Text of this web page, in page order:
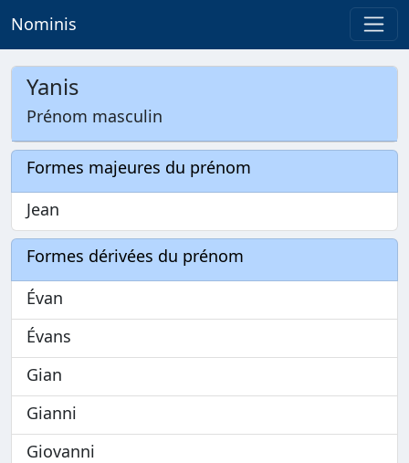
Nominis
Yanis
Prénom masculin
Formes majeures du prénom
Jean
Formes dérivées du prénom
Évan
Évans
Gian
Gianni
Giovanni